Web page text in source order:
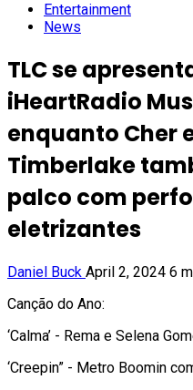
Entertainment
News
TLC se
iHeartRadio
enquanto Cher
Timberlake
palco com
eletrizantes
Daniel Buck April 2, 2024 6
Canção do Ano:
‘Calma’ - Rema e Selena
‘Creepin” - Metro Boomin